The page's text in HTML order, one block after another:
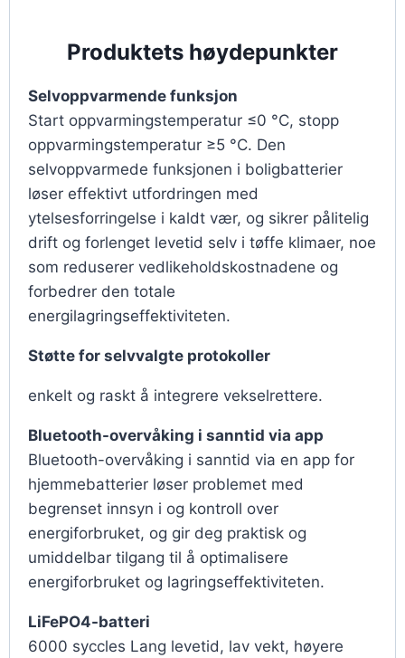
Produktets høydepunkter
Selvoppvarmende funksjon
Start oppvarmingstemperatur ≤0 °C, stopp
oppvarmingstemperatur ≥5 °C. Den
selvoppvarmede funksjonen i boligbatterier
løser effektivt utfordringen med
ytelsesforringelse i kaldt vær, og sikrer pålitelig
drift og forlenget levetid selv i tøffe klimaer, noe
som reduserer vedlikeholdskostnadene og
forbedrer den totale
energilagringseffektiviteten.
Støtte for selvvalgte protokoller
enkelt og raskt å integrere vekselrettere.
Bluetooth-overvåking i sanntid via app
Bluetooth-overvåking i sanntid via en app for
hjemmebatterier løser problemet med
begrenset innsyn i og kontroll over
energiforbruket, og gir deg praktisk og
umiddelbar tilgang til å optimalisere
energiforbruket og lagringseffektiviteten.
LiFePO4-batteri
6000 syccles Lang levetid, lav vekt, høyere